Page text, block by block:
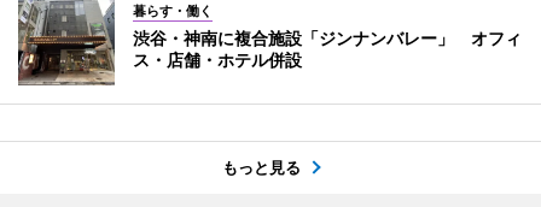
暮らす・働く
渋谷・神南に複合施設「ジンナンバレー」 オフィ
ス・店舗・ホテル併設
もっと見る